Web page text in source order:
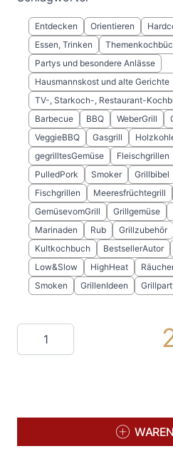
Entdecken Orientieren
Essen, Trinken
Partys und besondere Anlässe
Hausmannskost und alte Gerichte
TV-, Starkoch-, Restaurant-
Barbecue
BBQ WeberGrill
VeggieBBQ
Gasgrill
gegrilltesGemüse
Fleischgrillen
PulledPork
Smoker Grillbibel
Fischgrillen
Meeresfrüchtegrill
GemüsevomGrill
Grillgemüse
Marinaden
Rub Grillzubehör
Kultkochbuch
BestsellerAutor
Low&Slow
HighHeat
Smoken
GrillenIdeen
Menge